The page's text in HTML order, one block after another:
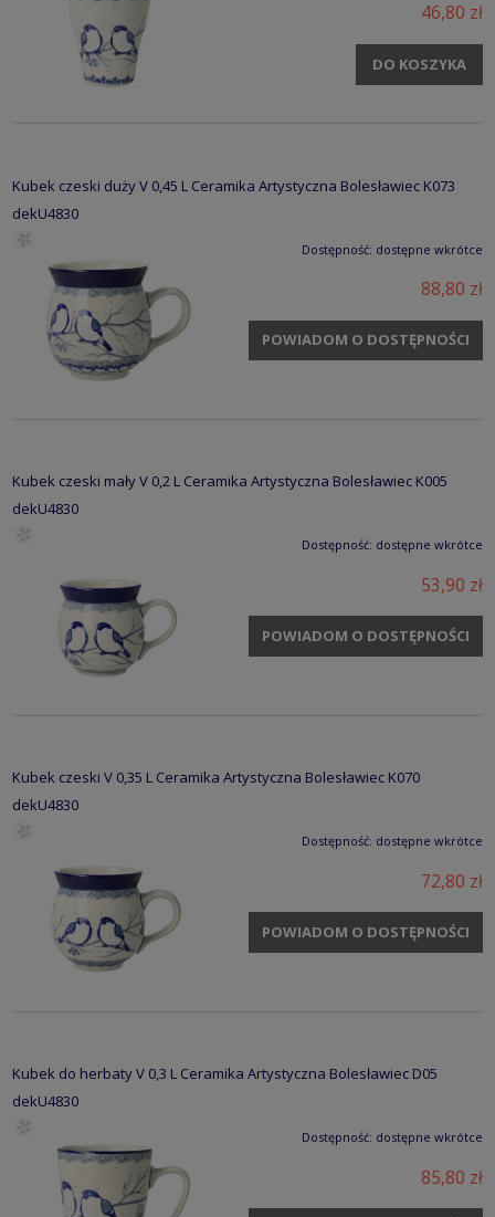
46,80 zł
DO KOSZYKA
Kubek czeski duży V 0,45 L Ceramika Artystyczna Bolesławiec K073
dekU4830
Dostępność: dostępne wkrótce
88,80 zł
POWIADOM O DOSTĘPNOŚCI
Kubek czeski mały V 0,2 L Ceramika Artystyczna Bolesławiec K005
dekU4830
Dostępność: dostępne wkrótce
53,90 zł
POWIADOM O DOSTĘPNOŚCI
Kubek czeski V 0,35 L Ceramika Artystyczna Bolesławiec K070
dekU4830
Dostępność: dostępne wkrótce
72,80 zł
POWIADOM O DOSTĘPNOŚCI
Kubek do herbaty V 0,3 L Ceramika Artystyczna Bolesławiec D05
dekU4830
Dostępność: dostępne wkrótce
85,80 zł